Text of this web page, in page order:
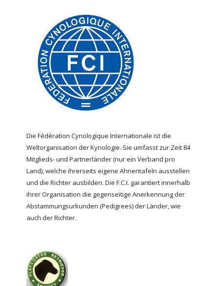
Die Fédération Cynologique Internationale ist die
Weltorganisation der Kynologie. Sie umfasst zur Zeit 84
Mitglieds- und Partnerländer (nur ein Verband pro
Land), welche ihrerseits eigene Ahnentafeln ausstellen
und die Richter ausbilden. Die F.C.I. garantiert innerhalb
ihrer Organisation die gegenseitige Anerkennung der
Abstammungsurkunden (Pedigrees) der Länder, wie
auch der Richter.